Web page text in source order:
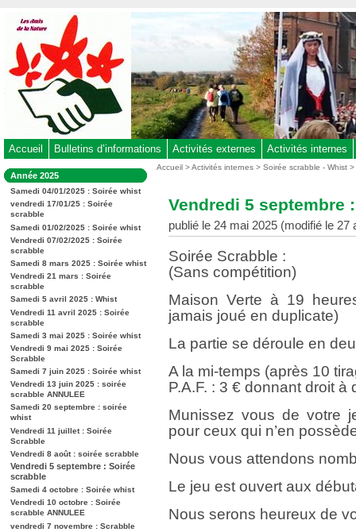
au
contenu
-
Aller
au
menu
-
à
la
recherche
Accueil Bulletins d’informations Activités externes Activités internes
Dans
la
rubrique
:
Année 2025
Samedi 04/01/2025 : Soirée whist
vendredi 17/01/25 : Soirée
scrabble
Samedi 01/02/2025 : Soirée whist
Vendredi 07/02/2025 : Soirée
scrabble
Samedi 8 mars 2025 : Soirée whist
Vendredi 21 mars : Soirée
scrabble
Samedi 5 avril 2025 : Whist
Vendredi 11 avril 2025 : Soirée
scrabble
Samedi 3 mai 2025 : Soirée whist
Vendredi 9 mai 2025 : Soirée
Scrabble
Samedi 7 juin 2025 : Soirée whist
Vendredi 13 juin 2025 : soirée
scrabble ANNULEE
Samedi 20 septembre : soirée
whist
Vendredi 11 juillet : Soirée
Scrabble
Vendredi 8 août : soirée scrabble
Vendredi 5 septembre : Soirée
scrabble
Samedi 4 octobre : Soirée whist
Vendredi 10 octobre : Soirée
scrabble ANNULEE
vendredi 7 novembre : Scrabble
Vous
Accueil >Activités internes >Soirée scrabble - Whist >
Vendredi 5 septembre
publié le 24 mai 2025 (modifié le 27
Soirée Scrabble :
(Sans compétition)
Maison Verte à 19
jamais joué en duplicate)
La partie se déroule en
A la mi-temps (après 10
P.A.F. : 3 € donnant droit
Munissez vous de votre
pour ceux qui n’en
Nous vous attendons
Le jeu est ouvert aux
Nous serons heureux de